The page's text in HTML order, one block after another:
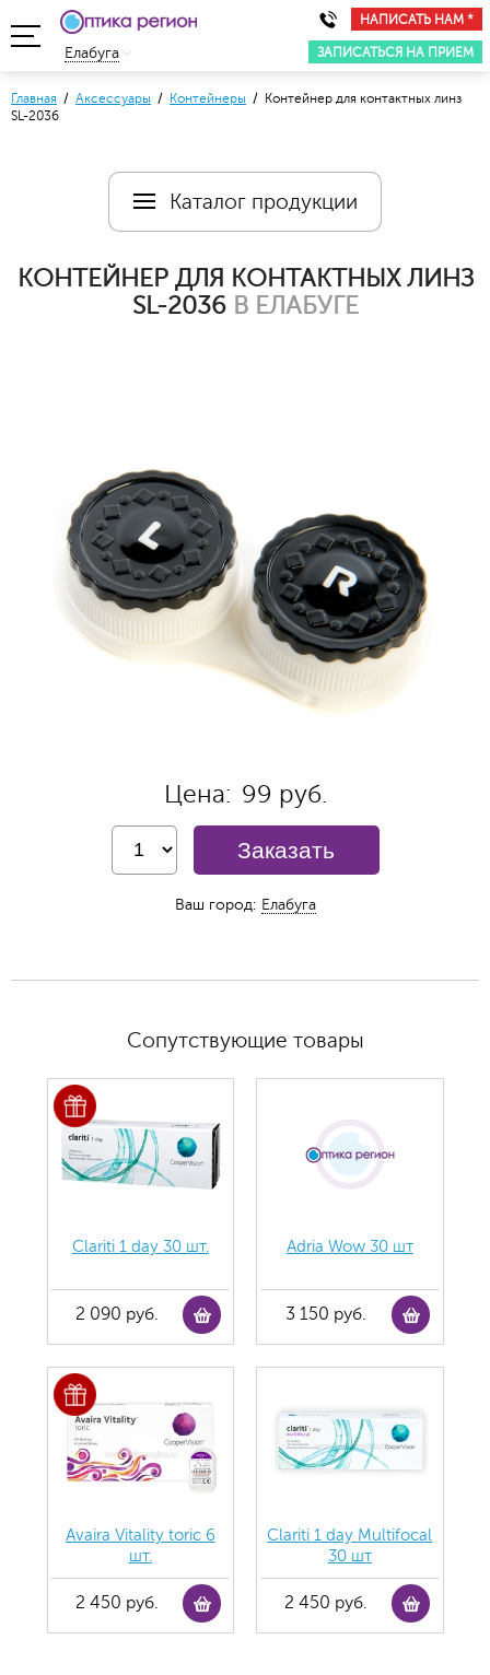
НАПИСАТЬ НАМ *
ЗАПИСАТЬСЯ НА ПРИЕМ
Елабуга
Главная / Аксессуары / Контейнеры / Контейнер для контактных линз
SL-2036
Каталог продукции
КОНТЕЙНЕР ДЛЯ КОНТАКТНЫХ ЛИНЗ
SL-2036В ЕЛАБУГЕ
Цена: 99 руб.
Заказать
Ваш город: Елабуга
Сопутствующие товары
Clariti 1 day 30 шт.
2 090 руб.
Adria Wow 30 шт
3 150 руб.
Avaira Vitality toric 6
шт.
2 450 руб.
Clariti 1 day Multifocal
30 шт
2 450 руб.